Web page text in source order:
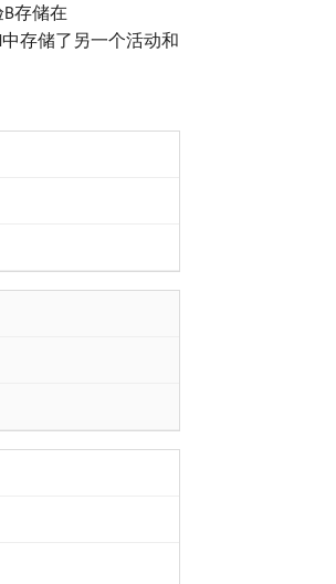
存储在
中存储了另一个活动和